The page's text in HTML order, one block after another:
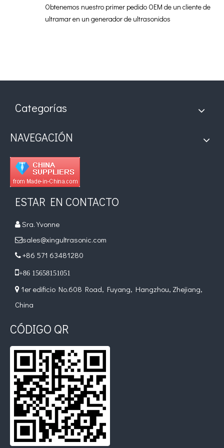
Obtenemos nuestro primer pedido OEM de un cliente de
ultramar en un generador de ultrasonidos
Categorías
NAVEGACIÓN
ESTAR EN CONTACTO
 Sra. Yvonne
sales@xingultrasonic.com
 +86 571 63481280
+86 15658151051
 1er edificio No.608 Road, Fuyang, Hangzhou, Zhejiang,
China
CÓDIGO QR